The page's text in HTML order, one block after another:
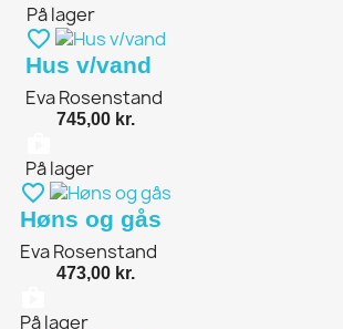
På lager
favorite_border
Hus v/vand
Eva Rosenstand
745,00 kr.
På lager
favorite_border
Høns og gås
Eva Rosenstand
473,00 kr.
På lager